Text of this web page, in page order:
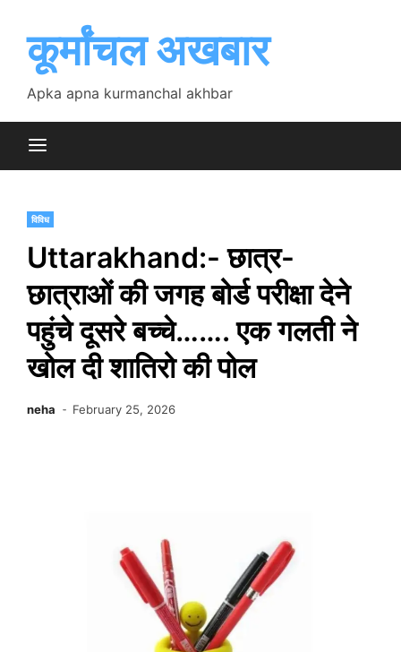
contentकूर्मांचल अखबार
Apka apna kurmanchal akhbar
विविध
Uttarakhand:- छात्र-
छात्राओं की जगह बोर्ड परीक्षा देने
पहुंचे दूसरे बच्चे……. एक गलती ने
खोल दी शातिरो की पोल
neha February 25, 2026